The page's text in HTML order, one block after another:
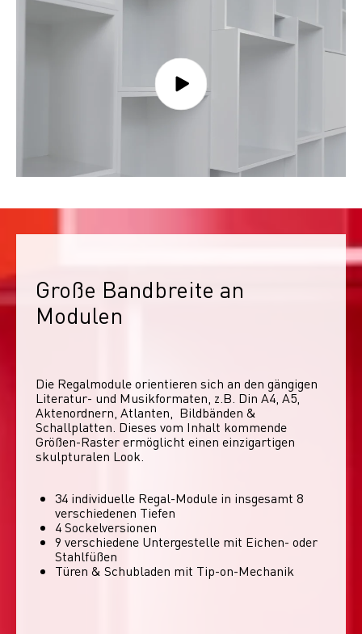
Große Bandbreite an
Modulen
Die Regalmodule orientieren sich an den gängigen
Literatur- und Musikformaten, z.B. Din A4, A5,
Aktenordnern, Atlanten,  Bildbänden &
Schallplatten. Dieses vom Inhalt kommende
Größen-Raster ermöglicht einen einzigartigen
skulpturalen Look.
34 individuelle Regal-Module​ in insgesamt 8
verschiedenen Tiefen
4 Sockelversionen​
9 verschiedene Untergestelle mit Eichen- oder
Stahlfüßen
Türen & Schubladen mit Tip-on-Mechanik